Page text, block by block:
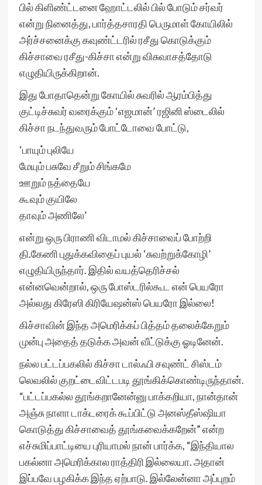
பில் கிளிண்ட்டனை ஹோட்டலில் பில் போடும் சர்வர்
என்று நினைத்து, பார்த்தசாரதி பெருமாள் கோயிலில்
அர்ச்சனைக்கு கவுண்ட்டரில் ரசீது கொடுக்கும்
கிச்சாவை ரசீது-கிச்சா என்று விசுவாசத்தோடு
எழுதியிருக்கிறான்.
இது போதாதென்று கோயில் சுவரில் ஆரம்பித்து
குட்டிச்சுவர் வரைக்கும் ‘எஜமான்’ ரஜினி ஸ்டைலில்
கிச்சா நடந்துவரும் போட்டோவை போட்டு,
‘பாயும் புலியே
மேயும் பசுவே சீறும் சிங்கமே
ஊறும் நத்தையே
கூவும் குயிலே
தாவும் அணிலே’
என்று ஒரு பிராணி விடாமல் கிச்சாவைப் போற்றி
தி.கேணி புதுக்கவிதைப் புயல் ‘சுவற்றுக்கோழி’
எழுதியிருந்தார். இதில் வயத்தெரிச்சல்
என்னவென்றால், ஒரு போஸ்டரில்கூட என் பெயரோ
அல்லது கிரேஸி கிரியேஷன்ஸ் பெயரோ இல்லை!
கிச்சாவின் இந்த அமெரிக்கப் பித்தம் தலைக்கேறும்
முன்பு அதைத் தடுக்க அவன் வீட்டுக்கு ஓடினேன்.
நல்ல பட்டப்பகலில் கிச்சா டால்ஃபி சவுண்ட் சிஸ்டம்
லெவலில் குறட்டைவிட்டபடி தூங்கிக்கொண்டிருந்தான்.
“பட்டப்பகல்ல தூங்கறானேன்னு பாக்கறியா, நான்தான்
அஞ்சு நாளா டாக்டரைக் கூப்பிட்டு அனஸ்தீஸ்ஷியா
கொடுத்து கிச்சாவைத் தூங்கவைக்கறேன்” என்ற
எச்சுமிப்பாட்டியை புரியாமல் நான் பார்க்க, “இந்தியால
பகல்னா அமெரிக்கால ராத்திரி இல்லையா. அதான்
இப்பவே பழகிக்க இந்த ஏற்பாடு. இல்லேன்னா அப்புறம்